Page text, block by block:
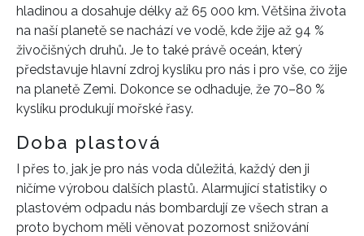
hladinou a dosahuje délky až 65 000 km. Většina života
na naší planetě se nachází ve vodě, kde žije až 94 %
živočišných druhů. Je to také právě oceán, který
představuje hlavní zdroj kyslíku pro nás i pro vše, co žije
na planetě Zemi. Dokonce se odhaduje, že 70–80 %
kyslíku produkují mořské řasy.
Doba plastová
I přes to, jak je pro nás voda důležitá, každý den ji
ničíme výrobou dalších plastů. Alarmující statistiky o
plastovém odpadu nás bombardují ze všech stran a
proto bychom měli věnovat pozornost snižování